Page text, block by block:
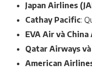
Japan Airlines
Cathay Pacific:
EVA Air và
Qatar Airways
American